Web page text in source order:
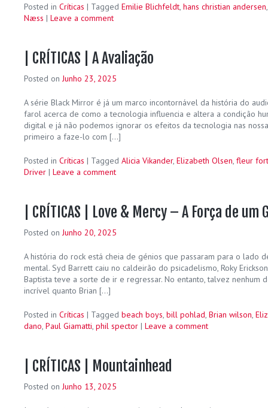
Posted in Críticas | Tagged Emilie Blichfeldt, hans christian andersen
Næss | Leave a comment
| CRÍTICAS | A Avaliação
Posted onJunho 23, 2025
A série Black Mirror é já um marco incontornável da história do
farol acerca de como a tecnologia influencia e altera a condição
digital e já não podemos ignorar os efeitos da tecnologia nas
primeiro a faze-lo com […]
Posted in Críticas | Tagged Alicia Vikander, Elizabeth Olsen, fleur
Driver | Leave a comment
| CRÍTICAS | Love & Mercy – A Força de um
Posted onJunho 20, 2025
A história do rock está cheia de génios que passaram para o lado
mental. Syd Barrett caiu no caldeirão do psicadelismo, Roky
Baptista teve a sorte de ir e regressar. No entanto, talvez nenhum
incrível quanto Brian […]
Posted in Críticas | Tagged beach boys, bill pohlad, Brian wilson,
dano, Paul Giamatti, phil spector | Leave a comment
| CRÍTICAS | Mountainhead
Posted onJunho 13, 2025